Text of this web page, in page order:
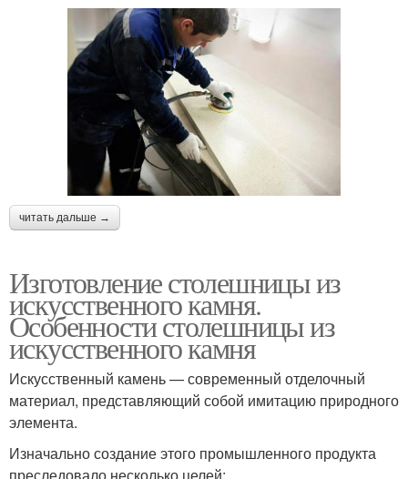
читать дальше →
Изготовление столешницы из
искусственного камня.
Особенности столешницы из
искусственного камня
Искусственный камень — современный отделочный
материал, представляющий собой имитацию природного
элемента.
Изначально создание этого промышленного продукта